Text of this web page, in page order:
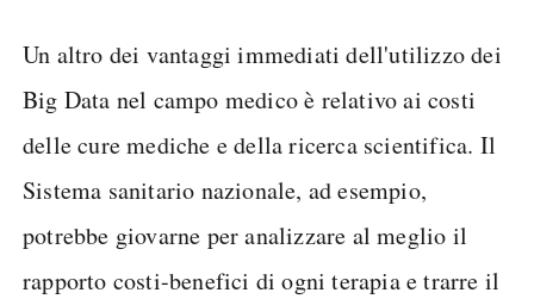
Un altro dei vantaggi immediati dell'utilizzo dei
Big Data nel campo medico è relativo ai costi
delle cure mediche e della ricerca scientifica. Il
Sistema sanitario nazionale, ad esempio,
potrebbe giovarne per analizzare al meglio il
rapporto costi-benefici di ogni terapia e trarre il